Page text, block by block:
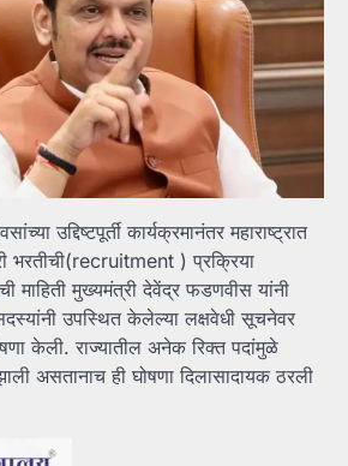
उद्दिष्टपूर्ती कार्यक्रमानंतर महाराष्ट्रात
भरतीची(recruitment ) प्रक्रिया
माहिती मुख्यमंत्री देवेंद्र फडणवीस यांनी
उपस्थित केलेल्या लक्षवेधी सूचनेवर
केली. राज्यातील अनेक रिक्त पदांमुळे
असतानाच ही घोषणा दिलासादायक ठरली